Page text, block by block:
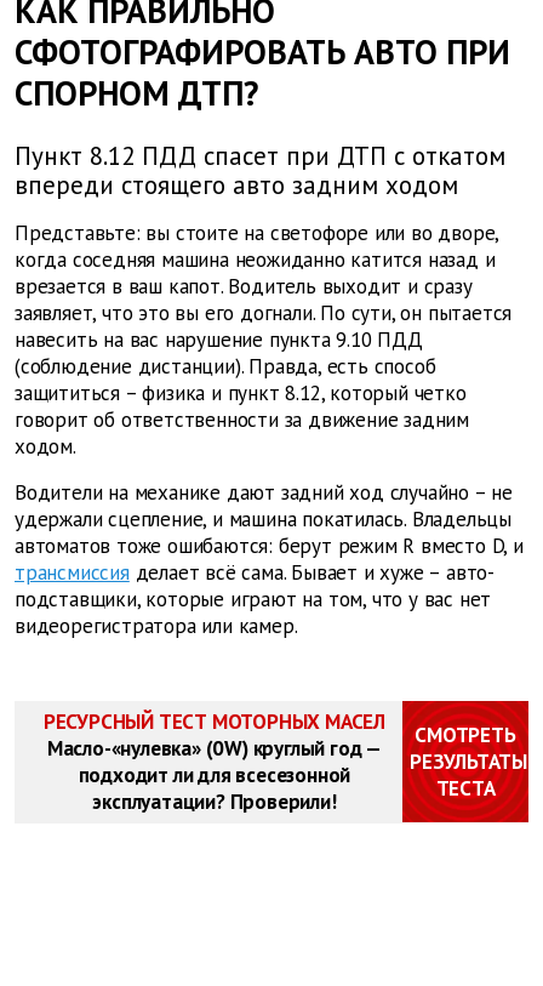
КАК ПРАВИЛЬНО
СФОТОГРАФИРОВАТЬ АВТО ПРИ
СПОРНОМ ДТП?
Пункт 8.12 ПДД спасет при ДТП с откатом
впереди стоящего авто задним ходом
Представьте: вы стоите на светофоре или во дворе,
когда соседняя машина неожиданно катится назад и
врезается в ваш капот. Водитель выходит и сразу
заявляет, что это вы его догнали. По сути, он пытается
навесить на вас нарушение пункта 9.10 ПДД
(соблюдение дистанции). Правда, есть способ
защититься – физика и пункт 8.12, который четко
говорит об ответственности за движение задним
ходом.
Водители на механике дают задний ход случайно – не
удержали сцепление, и машина покатилась. Владельцы
автоматов тоже ошибаются: берут режим R вместо D, и
трансмиссияделает всё сама. Бывает и хуже – авто-
подставщики, которые играют на том, что у вас нет
видеорегистратора или камер.
РЕСУРСНЫЙ ТЕСТ МОТОРНЫХ МАСЕЛ
Масло-«нулевка» (0W) круглый год —
подходит ли для всесезонной
эксплуатации? Проверили!
СМОТРЕТЬ
РЕЗУЛЬТАТЫ
ТЕСТА